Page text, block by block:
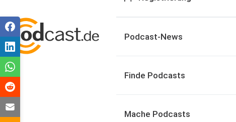
Podcast-News
Finde Podcasts
Mache Podcasts